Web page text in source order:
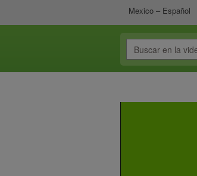
Mexico – Español